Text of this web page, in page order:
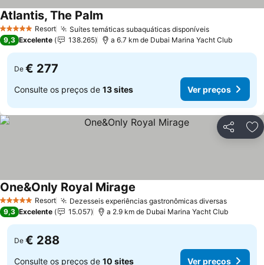
5 Estrelas Resort Suítes temáticas subaquáticas disponíveis
Atlantis, The Palm
9,3 Excelente 138.265 a 6.7 km de Dubai Marina Yacht Club
De € 277
Consulte os preços de 13 sites Ver preços
Partilhar
5 Estrelas Resort Dezesseis experiências gastronômicas diversas
One&Only Royal Mirage
9,3 Excelente 15.057 a 2.9 km de Dubai Marina Yacht Club
De € 288
Consulte os preços de 10 sites Ver preços